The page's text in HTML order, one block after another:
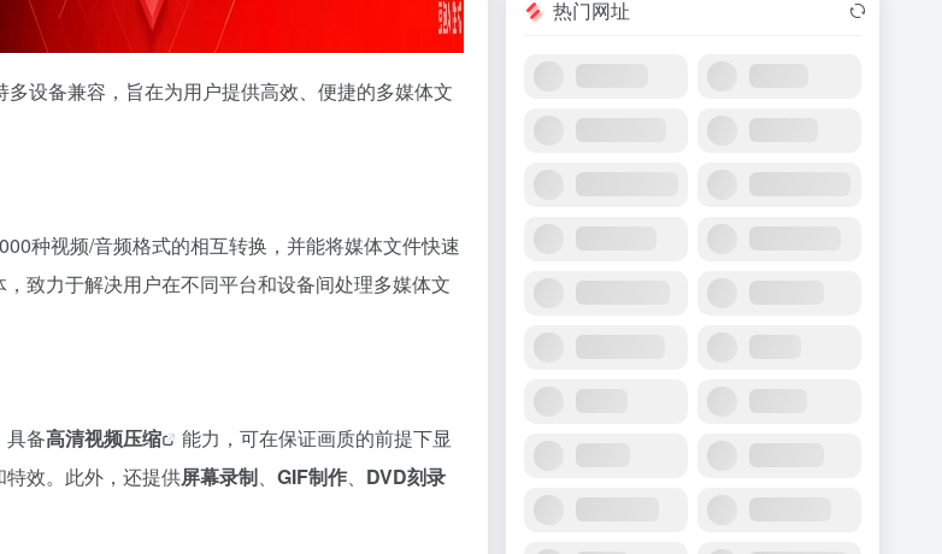
多设备兼容，旨在为用户提供高效、便捷的多媒体文
种视频/音频格式的相互转换，并能将媒体文件快速
致力于解决用户在不同平台和设备间处理多媒体文
具备高清视频压缩
能力，可在保证画质的前提下显
效。此外，还提供屏幕录制、 GIF制作、 DVD刻录
热门网址